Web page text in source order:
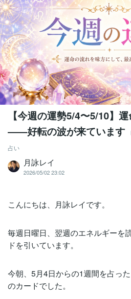
【今週の運勢5/4〜5/10】
——好転の波が来ています
占い
月詠レイ
2026/05/02 23:02
こんにちは、月詠レイです。
毎週日曜日、翌週のエネルギーを
ドを引いています。
今朝、5月4日からの1週間を占っ
のカードでした。